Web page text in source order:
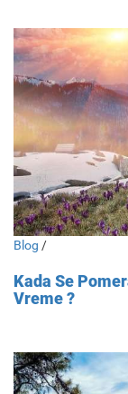
Blog /
Kada Se
Vreme ?